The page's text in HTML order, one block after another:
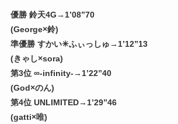
優勝 鈴天4G→1’08”70
(George×鈴)
準優勝 すかい✳︎ふぃっしゅ→1’12”13
(きゃし×sora)
第3位 ∞-infinity-→1’22”40
(God×のん)
第4位 UNLIMITED→1’29”46
(gatti×唯)